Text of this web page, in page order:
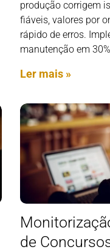
produção corrigem
fiáveis, valores por
rápido de erros.
manutenção em
Ler mais »
de